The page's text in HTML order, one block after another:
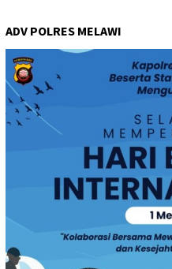
ADV POLRES MELAWI